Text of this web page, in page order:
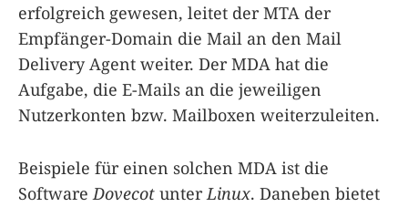
erfolgreich gewesen, leitet der MTA der
Empfänger-Domain die Mail an den Mail
Delivery Agent weiter. Der MDA hat die
Aufgabe, die E-Mails an die jeweiligen
Nutzerkonten bzw. Mailboxen weiterzuleiten.
Beispiele für einen solchen MDA ist die
SoftwareDovecot unterLinux. Daneben bietet